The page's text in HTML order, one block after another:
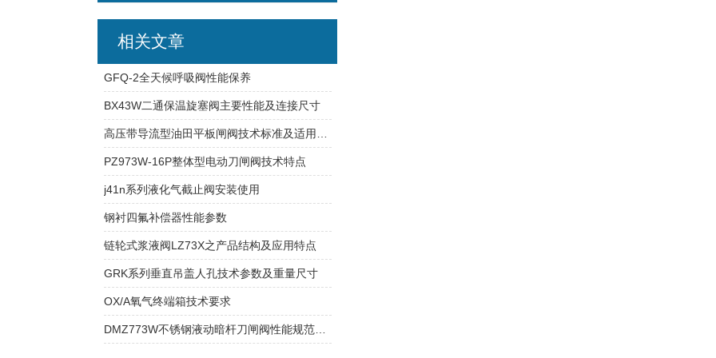
相关文章
GFQ-2全天候呼吸阀性能保养
BX43W二通保温旋塞阀主要性能及连接尺寸
PZ973W-16P整体型电动刀闸阀技术特点
j41n系列液化气截止阀安装使用
钢衬四氟补偿器性能参数
链轮式浆液阀LZ73X之产品结构及应用特点
GRK系列垂直吊盖人孔技术参数及重量尺寸
OX/A氧气终端箱技术要求
DMZ773W不锈钢液动暗杆刀闸阀性能规范与连接尺寸